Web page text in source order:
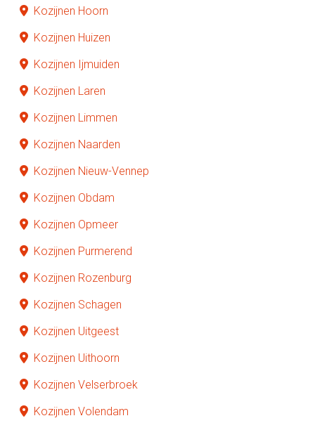
Kozijnen Hoorn
Kozijnen Huizen
Kozijnen Ijmuiden
Kozijnen Laren
Kozijnen Limmen
Kozijnen Naarden
Kozijnen Nieuw-Vennep
Kozijnen Obdam
Kozijnen Opmeer
Kozijnen Purmerend
Kozijnen Rozenburg
Kozijnen Schagen
Kozijnen Uitgeest
Kozijnen Uithoorn
Kozijnen Velserbroek
Kozijnen Volendam